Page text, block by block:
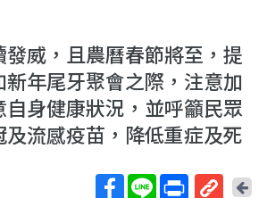
威，且農曆春節將至，提
年尾牙聚會之際，注意加
身健康狀況，並呼籲民眾
流感疫苗，降低重症及死
回